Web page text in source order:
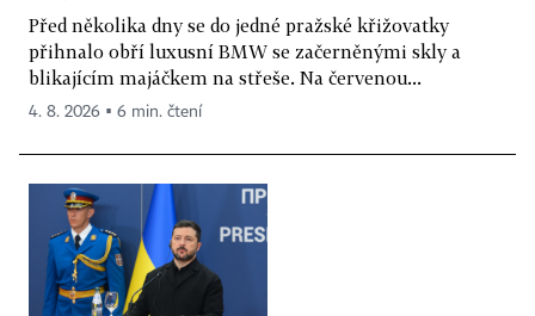
Před několika dny se do jedné pražské křižovatky
přihnalo obří luxusní BMW se začerněnými skly a
blikajícím majáčkem na střeše. Na červenou...
4. 8. 2026 ▪ 6 min. čtení